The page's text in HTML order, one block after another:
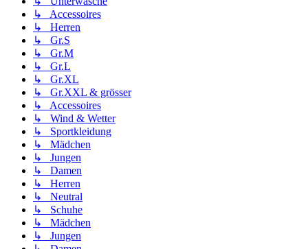
↳ Accessoires
↳ Herren
↳ Gr.S
↳ Gr.M
↳ Gr.L
↳ Gr.XL
↳ Gr.XXL & grösser
↳ Accessoires
↳ Wind & Wetter
↳ Sportkleidung
↳ Mädchen
↳ Jungen
↳ Damen
↳ Herren
↳ Neutral
↳ Schuhe
↳ Mädchen
↳ Jungen